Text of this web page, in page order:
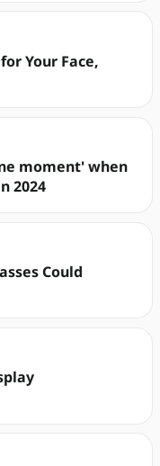
Your Face,
moment' when
2024
Could